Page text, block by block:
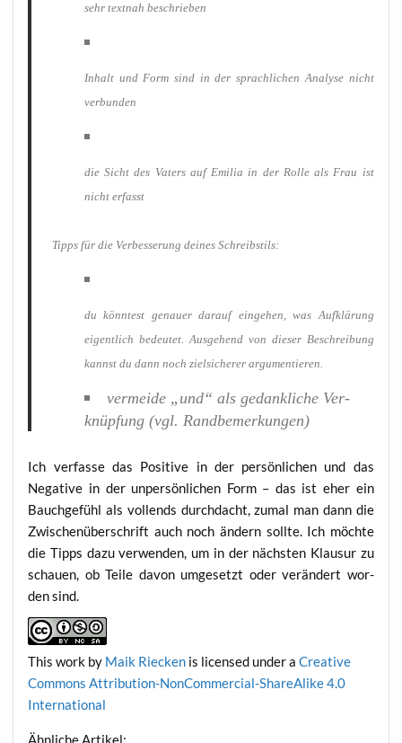
sehr text­nah beschrieben
Inhalt und Form sind in der sprach­li­chen Ana­ly­se nicht
verbunden
die Sicht des Vaters auf Emi­lia in der Rol­le als Frau ist
nicht erfasst
Tipps für die Ver­bes­se­rung dei­nes Schreibstils:
du könn­test genau­er dar­auf ein­ge­hen, was Auf­klä­rung
eigent­lich bedeu­tet. Aus­ge­hend von die­ser Beschrei­bung
kannst du dann noch ziel­si­che­rer argumentieren.
ver­mei­de „und“ als gedank­li­che Ver­
knüp­fung (vgl. Randbemerkungen)
Ich ver­fas­se das Posi­ti­ve in der per­sön­li­chen und das
Nega­ti­ve in der unper­sön­li­chen Form – das ist eher ein
Bauch­ge­fühl als voll­ends durch­dacht, zumal man dann die
Zwi­schen­über­schrift auch noch ändern soll­te. Ich möch­te
die Tipps dazu ver­wen­den, um in der nächs­ten Klau­sur zu
schau­en, ob Tei­le davon umge­setzt oder ver­än­dert wor­
den sind.
This work by Maik Riecken is licen­sed under aCrea­ti­ve
Com­mons Attri­bu­ti­on-Non­Com­mer­cial-ShareA­li­ke 4.0
International
Ähn­li­che Artikel: